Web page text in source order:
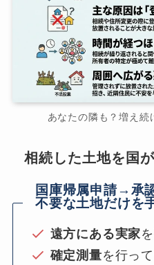
あなたの隣も？増え続
相続した土地を国
国庫帰属申請→承
不要な土地だけを
遠方にある実家
確定測量を行っ